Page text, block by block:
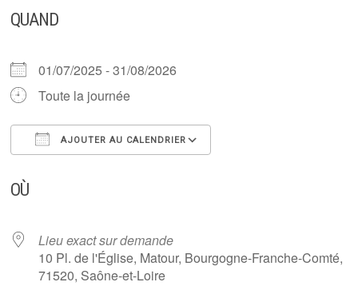
QUAND
01/07/2025 - 31/08/2026
Toute la journée
AJOUTER AU CALENDRIER
OÙ
Lieu exact sur demande
10 Pl. de l'Église, Matour, Bourgogne-Franche-Comté,
71520, Saône-et-Loire